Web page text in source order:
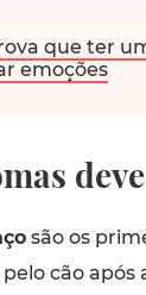
que ter
emoções
são os
cão após